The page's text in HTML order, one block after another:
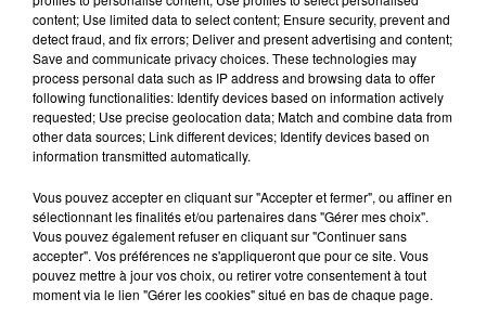
content; Use limited data to select content; Ensure security, prevent and
detect fraud, and fix errors; Deliver and present advertising and content;
Save and communicate privacy choices. These technologies may
process personal data such as IP address and browsing data to offer
following functionalities: Identify devices based on information actively
requested; Use precise geolocation data; Match and combine data from
other data sources; Link different devices; Identify devices based on
information transmitted automatically.
Vous pouvez accepter en cliquant sur "Accepter et fermer", ou affiner en
sélectionnant les finalités et/ou partenaires dans "Gérer mes choix".
Vous pouvez également refuser en cliquant sur "Continuer sans
accepter". Vos préférences ne s'appliqueront que pour ce site. Vous
pouvez mettre à jour vos choix, ou retirer votre consentement à tout
moment via le lien "Gérer les cookies" situé en bas de chaque page.